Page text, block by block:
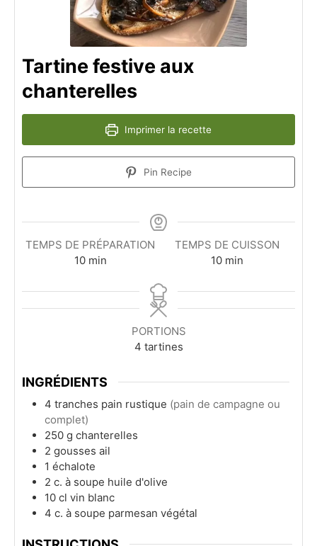
Tartine festive aux
chanterelles
Imprimer la recette
Pin Recipe
TEMPS DE PRÉPARATION
10minutes
min
TEMPS DE CUISSON
10minutes
min
PORTIONS
4 tartines
INGRÉDIENTS
4 tranches pain rustique (pain de campagne ou
complet)
250 g chanterelles
2 gousses ail
1 échalote
2 c. à soupe huile d'olive
10 cl vin blanc
4 c. à soupe parmesan végétal